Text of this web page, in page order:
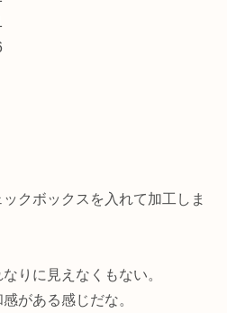
クボックスを入れて加工しま
りに見えなくもない。
がある感じだな。